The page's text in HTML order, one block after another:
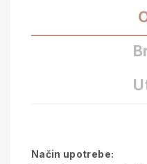
Način upotrebe: